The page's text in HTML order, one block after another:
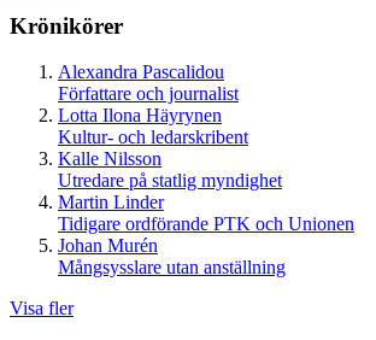
Krönikörer
Alexandra Pascalidou
Författare och journalist
Lotta Ilona Häyrynen
Kultur- och ledarskribent
Kalle Nilsson
Utredare på statlig myndighet
Martin Linder
Tidigare ordförande PTK och Unionen
Johan Murén
Mångsysslare utan anställning
Visa fler